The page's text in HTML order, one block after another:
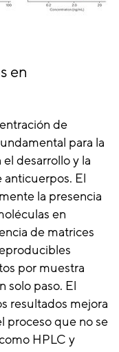
en
de
para la
desarrollo y la
El
la presencia
en
de matrices
por muestra
solo paso. El
resultados mejora
proceso que no se
HPLC y